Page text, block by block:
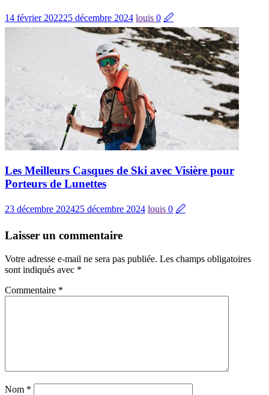
14 février 202225 décembre 2024 louis 0 🖉
Les Meilleurs Casques de Ski avec Visière pour
Porteurs de Lunettes
23 décembre 202425 décembre 2024 louis 0 🖉
Laisser un commentaire
Votre adresse e-mail ne sera pas publiée. Les champs obligatoires
sont indiqués avec *
Commentaire *
Nom *